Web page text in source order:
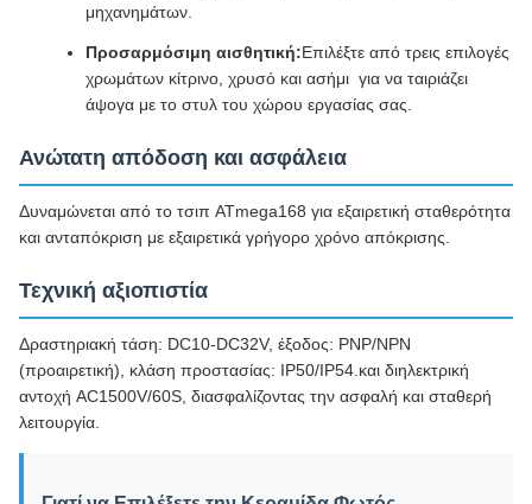
μηχανημάτων.
Προσαρμόσιμη αισθητική:Επιλέξτε από τρεις επιλογές
χρωμάτων κίτρινο, χρυσό και ασήμι  για να ταιριάζει
άψογα με το στυλ του χώρου εργασίας σας.
Ανώτατη απόδοση και ασφάλεια
Δυναμώνεται από το τσιπ ATmega168 για εξαιρετική σταθερότητα
και ανταπόκριση με εξαιρετικά γρήγορο χρόνο απόκρισης.
Τεχνική αξιοπιστία
Δραστηριακή τάση: DC10-DC32V, έξοδος: PNP/NPN
(προαιρετική), κλάση προστασίας: IP50/IP54.και διηλεκτρική
αντοχή AC1500V/60S, διασφαλίζοντας την ασφαλή και σταθερή
λειτουργία.